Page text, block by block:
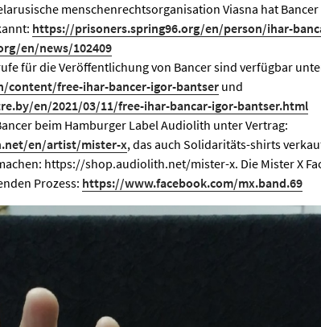
menschenrechtsorganisation Viasna hat
https://prisoners.spring96.org/en/person/ihar-
en/news/102409
für die Veröffentlichung von Bancer sind verfügbar
content/free-ihar-bancer-igor-bantser und
en/2021/03/11/free-ihar-bancar-igor-bantser.html
beim Hamburger Label Audiolith unter Vertrag:
en/artist/mister-x, das auch Solidaritäts-shirts
https://shop.audiolith.net/mister-x. Die Mister X
Prozess: https://www.facebook.com/mx.band.69